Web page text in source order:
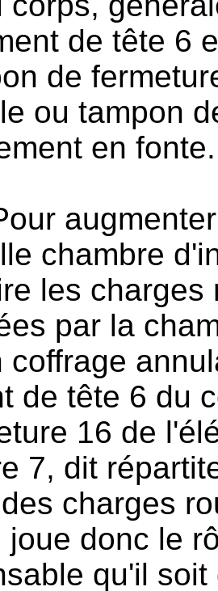
de tête 6
de
ou tampon
en fonte.
chambre
les
par la
coffrage
de tête 6 du
16 de
7, dit
charges
joue donc le
qu'il